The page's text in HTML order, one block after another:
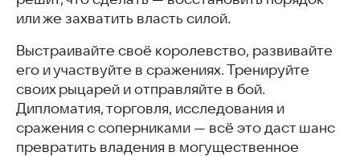
или же захватить власть силой.
Выстраивайте своё королевство, развивайте
его и участвуйте в сражениях. Тренируйте
своих рыцарей и отправляйте в бой.
Дипломатия, торговля, исследования и
сражения с соперниками — всё это даст шанс
превратить владения в могущественное